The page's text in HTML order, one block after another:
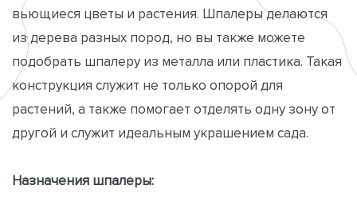
вьющиеся цветы и растения. Шпалеры делаются
из дерева разных пород, но вы также можете
подобрать шпалеру из металла или пластика. Такая
конструкция служит не только опорой для
растений, а также помогает отделять одну зону от
другой и служит идеальным украшением сада.
Назначения шпалеры: